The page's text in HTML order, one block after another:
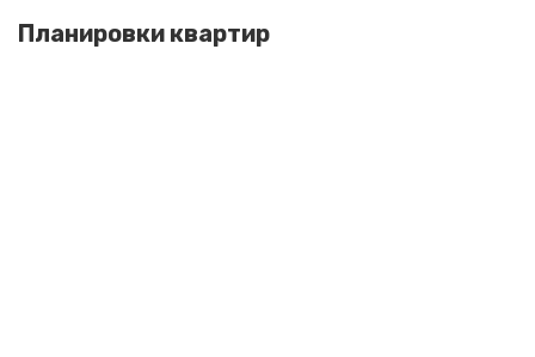
Планировки квартир